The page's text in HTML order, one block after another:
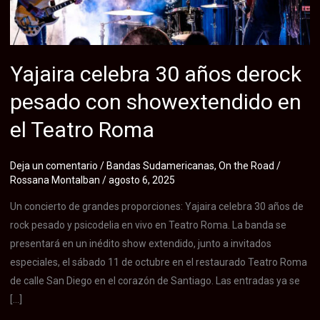
Yajaira celebra 30 años derock
pesado con showextendido en
el Teatro Roma
Deja un comentario / Bandas Sudamericanas, On the Road /
Rossana Montalban /agosto 6, 2025
Un concierto de grandes proporciones: Yajaira celebra 30 años de
rock pesado y psicodelia en vivo en Teatro Roma. La banda se
presentará en un inédito show extendido, junto a invitados
especiales, el sábado 11 de octubre en el restaurado Teatro Roma
de calle San Diego en el corazón de Santiago. Las entradas ya se